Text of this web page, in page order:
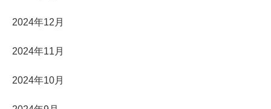
2024年12月
2024年11月
2024年10月